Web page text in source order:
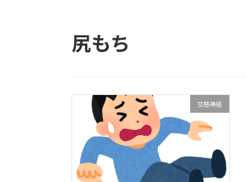
尻もち
交感神経